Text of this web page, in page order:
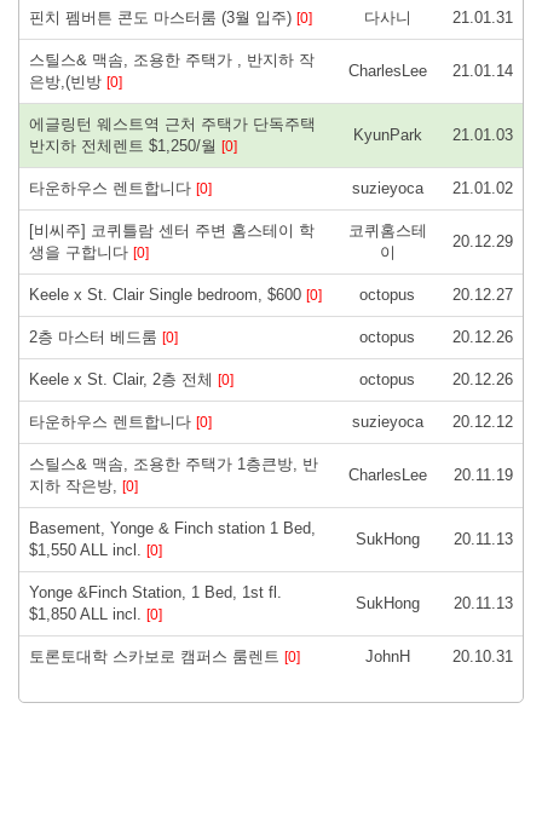
핀치 펨버튼 콘도 마스터룸 (3월 입주) [0] 다사니 21.01.31
스틸스& 맥솜, 조용한 주택가 , 반지하 작
은방,(빈방 [0]
CharlesLee 21.01.14
에글링턴 웨스트역 근처 주택가 단독주택
반지하 전체렌트 $1,250/월 [0]
KyunPark 21.01.03
타운하우스 렌트합니다 [0] suzieyoca 21.01.02
[비씨주] 코퀴틀람 센터 주변 홈스테이 학
생을 구합니다 [0]
코퀴홈스테
이
20.12.29
Keele x St. Clair Single bedroom, $600 [0] octopus 20.12.27
2층 마스터 베드룸 [0] octopus 20.12.26
Keele x St. Clair, 2층 전체 [0] octopus 20.12.26
타운하우스 렌트합니다 [0] suzieyoca 20.12.12
스틸스& 맥솜, 조용한 주택가 1층큰방, 반
지하 작은방, [0]
CharlesLee 20.11.19
Basement, Yonge & Finch station 1 Bed,
$1,550 ALL incl. [0]
SukHong 20.11.13
Yonge &Finch Station, 1 Bed, 1st fl.
$1,850 ALL incl. [0]
SukHong 20.11.13
토론토대학 스카보로 캠퍼스 룸렌트 [0] JohnH 20.10.31